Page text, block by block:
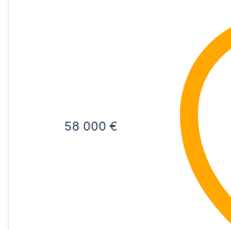
58 000 €